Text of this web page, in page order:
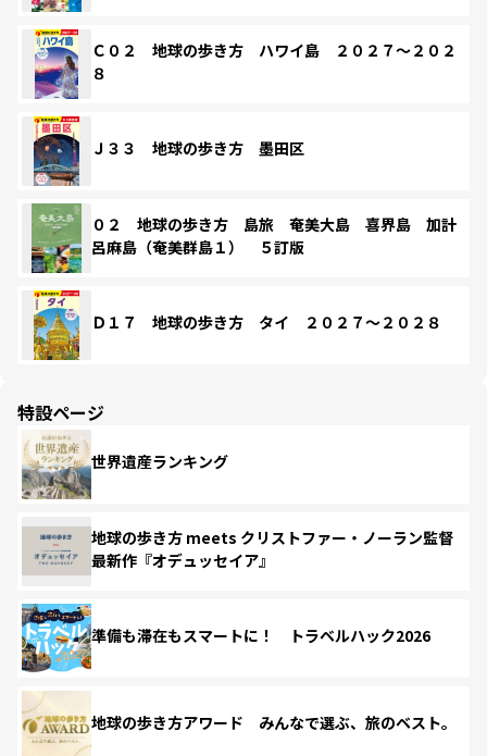
Ｃ０２ 地球の歩き方 ハワイ島 ２０２７～２０２
８
Ｊ３３ 地球の歩き方 墨田区
０２ 地球の歩き方 島旅 奄美大島 喜界島 加計
呂麻島（奄美群島１） ５訂版
Ｄ１７ 地球の歩き方 タイ ２０２７～２０２８
特設ページ
世界遺産ランキング
地球の歩き方 meets クリストファー・ノーラン監督
最新作『オデュッセイア』
準備も滞在もスマートに！ トラベルハック2026
地球の歩き方アワード みんなで選ぶ、旅のベスト。